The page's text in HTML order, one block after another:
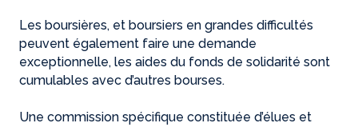
Les boursières, et boursiers en grandes difficultés
peuvent également faire une demande
exceptionnelle, les aides du fonds de solidarité sont
cumulables avec d’autres bourses.
Une commission spécifique constituée d’élues et